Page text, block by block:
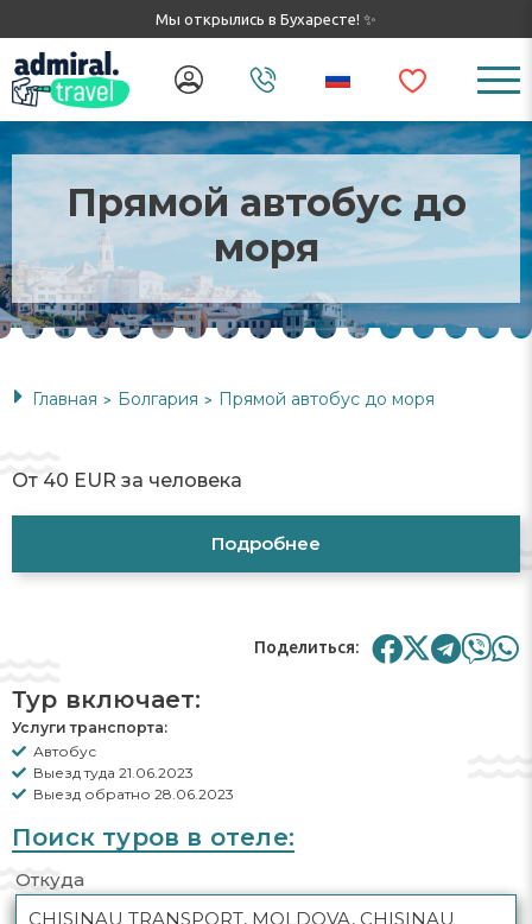
Мы открылись в Бухаресте! ✨
Прямой автобус до
моря
Главная > Болгария > Прямой автобус до моря
От 40 EUR за человека
Подробнее
Поделиться:
Тур включает:
Услуги транспорта:
Автобус
Выезд туда 21.06.2023
Выезд обратно 28.06.2023
Поиск туров в отеле:
Откуда